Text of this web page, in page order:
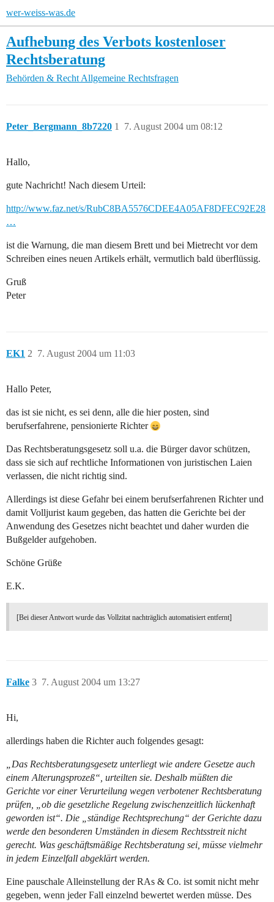
wer-weiss-was.de
Aufhebung des Verbots kostenloser
Rechtsberatung
Behörden & Recht Allgemeine Rechtsfragen
Peter_Bergmann_8b7220 7. August 2004 um 08:12
1
Hallo,
gute Nachricht! Nach diesem Urteil:
http://www.faz.net/s/RubC8BA5576CDEE4A05AF8DFEC92E28
…
ist die Warnung, die man diesem Brett und bei Mietrecht vor dem
Schreiben eines neuen Artikels erhält, vermutlich bald überflüssig.
Gruß
Peter
EK1 7. August 2004 um 11:03
2
Hallo Peter,
das ist sie nicht, es sei denn, alle die hier posten, sind
berufserfahrene, pensionierte Richter
Das Rechtsberatungsgesetz soll u.a. die Bürger davor schützen,
dass sie sich auf rechtliche Informationen von juristischen Laien
verlassen, die nicht richtig sind.
Allerdings ist diese Gefahr bei einem berufserfahrenen Richter und
damit Volljurist kaum gegeben, das hatten die Gerichte bei der
Anwendung des Gesetzes nicht beachtet und daher wurden die
Bußgelder aufgehoben.
Schöne Grüße
E.K.
[Bei dieser Antwort wurde das Vollzitat nachträglich automatisiert entfernt]
Falke 7. August 2004 um 13:27
3
Hi,
allerdings haben die Richter auch folgendes gesagt:
„Das Rechtsberatungsgesetz unterliegt wie andere Gesetze auch
einem Alterungsprozeß“, urteilten sie. Deshalb müßten die
Gerichte vor einer Verurteilung wegen verbotener Rechtsberatung
prüfen, „ob die gesetzliche Regelung zwischenzeitlich lückenhaft
geworden ist“. Die „ständige Rechtsprechung“ der Gerichte dazu
werde den besonderen Umständen in diesem Rechtsstreit nicht
gerecht. Was geschäftsmäßige Rechtsberatung sei, müsse vielmehr
in jedem Einzelfall abgeklärt werden.
Eine pauschale Alleinstellung der RAs & Co. ist somit nicht mehr
gegeben, wenn jeder Fall einzelnd bewertet werden müsse. Des